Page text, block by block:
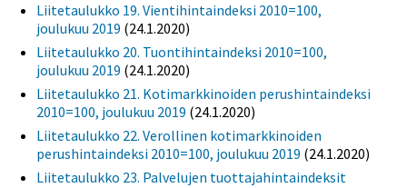
Liitetaulukko 19. Vientihintaindeksi 2010=100,
joulukuu 2019 (24.1.2020)
Liitetaulukko 20. Tuontihintaindeksi 2010=100,
joulukuu 2019 (24.1.2020)
Liitetaulukko 21. Kotimarkkinoiden perushintaindeksi
2010=100, joulukuu 2019 (24.1.2020)
Liitetaulukko 22. Verollinen kotimarkkinoiden
perushintaindeksi 2010=100, joulukuu 2019 (24.1.2020)
Liitetaulukko 23. Palvelujen tuottajahintaindeksit